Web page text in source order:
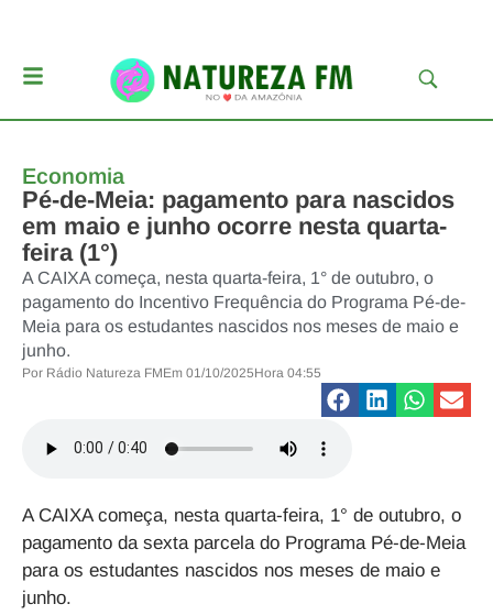
Economia
Pé-de-Meia: pagamento para nascidos
em maio e junho ocorre nesta quarta-
feira (1°)
A CAIXA começa, nesta quarta-feira, 1° de outubro, o
pagamento do Incentivo Frequência do Programa Pé-de-
Meia para os estudantes nascidos nos meses de maio e
junho.
Por Rádio Natureza FMEm 01/10/2025Hora 04:55
A CAIXA começa, nesta quarta-feira, 1° de outubro, o
pagamento da sexta parcela do Programa Pé-de-Meia
para os estudantes nascidos nos meses de maio e
junho.